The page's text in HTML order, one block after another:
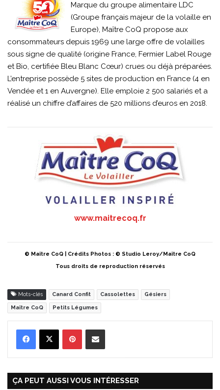
Marque du groupe alimentaire LDC
(Groupe français majeur de la volaille en
Europe), Maître CoQ propose aux
consommateurs depuis 1969 une large offre de volailles
sous signe de qualité (origine France, Fermier Label Rouge
et Bio, certifiée Bleu Blanc Cœur) crues ou déjà préparées.
L’entreprise possède 5 sites de production en France (4 en
Vendée et 1 en Auvergne). Elle emploie 2 500 salariés et a
réalisé un chiffre d’affaires de 520 millions d’euros en 2018.
www.maitrecoq.fr
© Maître CoQ | Crédits Photos : © Studio Leroy/Maître CoQ
Tous droits de reproduction réservés
Mots-clés Canard Confit Cassolettes Gésiers
Maître CoQ Petits Légumes
ÇA PEUT AUSSI VOUS INTÉRESSER